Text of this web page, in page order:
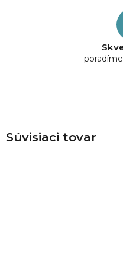
Súvisiaci tovar